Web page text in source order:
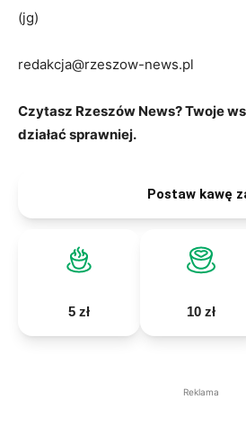
(jg)
redakcja@rzeszow-news.pl
Czytasz Rzeszów News? Twoje
działać sprawniej.
Postaw kawę
5 zł 10 zł
Reklama